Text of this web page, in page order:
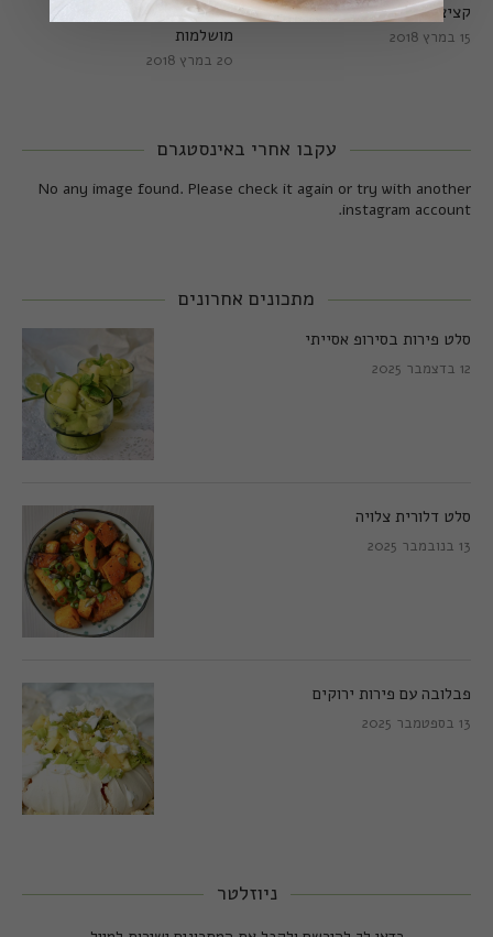
קציצות כרישה טבעוניות
מושלמות
20 במרץ 2018
קציצות כרישה מושלמות
15 במרץ 2018
עקבו אחרי באינסטגרם
No any image found. Please check it again or try with another
instagram account.
מתכונים אחרונים
סלט פירות בסירופ אסייתי
12 בדצמבר 2025
סלט דלורית צלויה
13 בנובמבר 2025
פבלובה עם פירות ירוקים
13 בספטמבר 2025
ניוזלטר